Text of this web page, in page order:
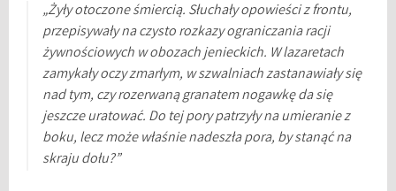
„Żyły otoczone śmiercią. Słuchały opowieści z frontu,
przepisywały na czysto rozkazy ograniczania racji
żywnościowych w obozach jenieckich. W lazaretach
zamykały oczy zmarłym, w szwalniach zastanawiały się
nad tym, czy rozerwaną granatem nogawkę da się
jeszcze uratować. Do tej pory patrzyły na umieranie z
boku, lecz może właśnie nadeszła pora, by stanąć na
skraju dołu?”